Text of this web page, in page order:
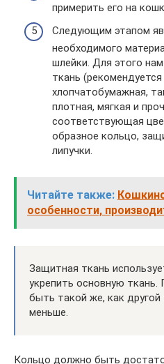
примерить его на
Следующим этапом
необходимого
шлейки. Для этого
ткань
хлопчатобумажная,
плотная, мягкая и
соответствующая
образное кольцо,
липучки.
Читайте также:
особенности,
Защитная ткань
укрепить основную
быть такой же, как другой
меньше.
Кольцо должно быть